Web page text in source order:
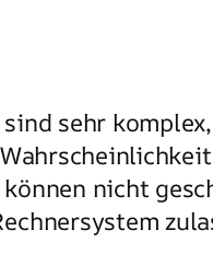
sehr
nicht